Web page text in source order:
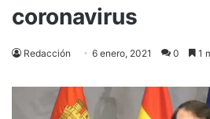
coronavirus
Redacción 6 enero, 2021 0 1